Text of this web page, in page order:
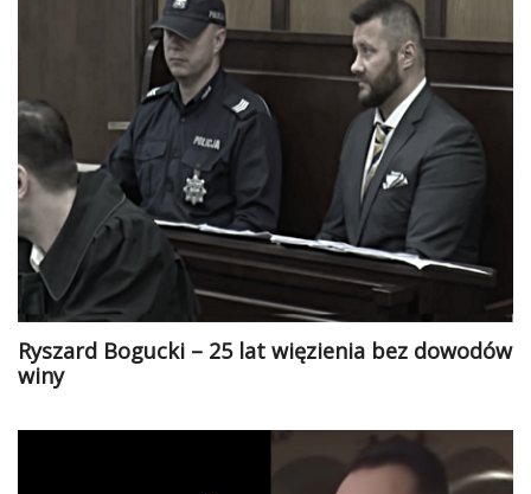
Ryszard Bogucki – 25 lat więzienia bez dowodów
winy